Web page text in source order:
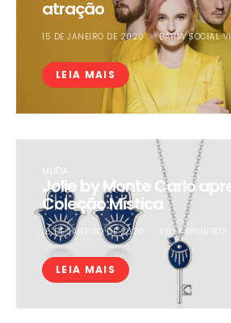
atração
15 DE JANEIRO DE 2020 BAHIA SOCIAL
LEIA MAIS
MODA
Jolie by Monte Carlo
Coleção Mística
16 DE JANEIRO DE 2020 KELLY PINHEIRO
LEIA MAIS